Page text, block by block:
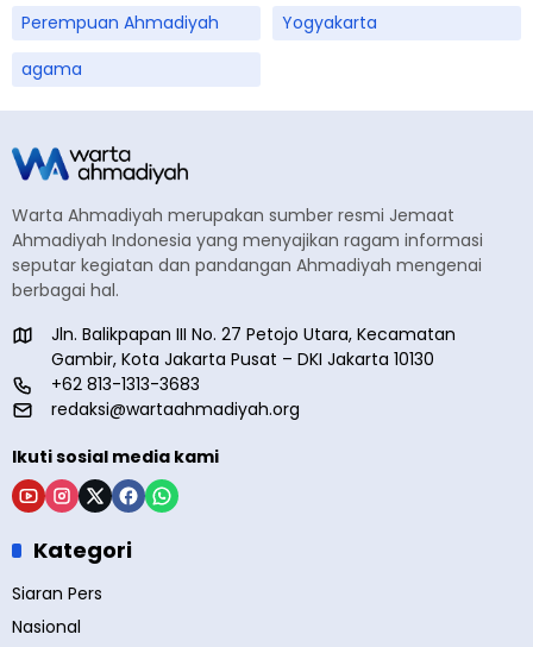
Perempuan Ahmadiyah
Yogyakarta
agama
Warta Ahmadiyah merupakan sumber resmi Jemaat
Ahmadiyah Indonesia yang menyajikan ragam informasi
seputar kegiatan dan pandangan Ahmadiyah mengenai
berbagai hal.
Jln. Balikpapan III No. 27 Petojo Utara, Kecamatan
Gambir, Kota Jakarta Pusat – DKI Jakarta 10130
+62 813-1313-3683
redaksi@wartaahmadiyah.org
Ikuti sosial media kami
Kategori
Siaran Pers
Nasional